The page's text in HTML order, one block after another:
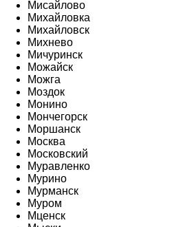
Мисайлово
Михайловка
Михайловск
Михнево
Мичуринск
Можайск
Можга
Моздок
Монино
Мончегорск
Моршанск
Москва
Московский
Муравленко
Мурино
Мурманск
Муром
Мценск